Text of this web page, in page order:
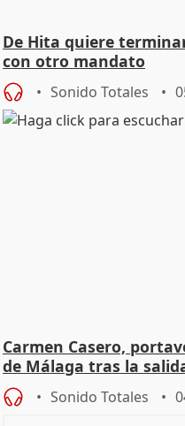
De Hita quiere
con otro mandato
Sonido Totales
Carmen Casero,
de Málaga tras la
Sonido Totales